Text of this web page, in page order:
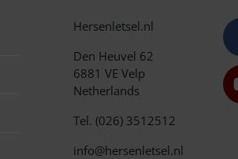
Hersenletsel.nl
Den Heuvel 62
6881 VE Velp
Netherlands
Tel. (026) 3512512
info@hersenletsel.nl